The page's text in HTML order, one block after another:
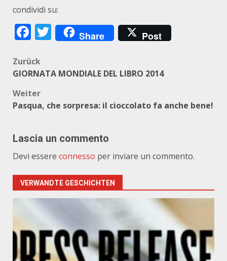
condividi su:
Facebook
Twitter
Share Post
Beitragsnavigation
Zurück
GIORNATA MONDIALE DEL LIBRO 2014
Weiter
Pasqua, che sorpresa: il cioccolato fa anche bene!
Lascia un commento
Devi essere connesso per inviare un commento.
VERWANDTE GESCHICHTEN